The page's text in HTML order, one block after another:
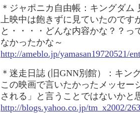
＊ジャポニカ自由帳：キングダム
上映中は飽きずに見ていたのです
と・・・・どんな内容かな？？っ
なかったかな～
http://ameblo.jp/yamasan19720521/
＊迷走日誌 (旧GNN別館）：キン
この映画で言いたかったメッセー
される」と言うことではないかと
http://blogs.yahoo.co.jp/tm_x2002/